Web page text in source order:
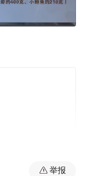
举报